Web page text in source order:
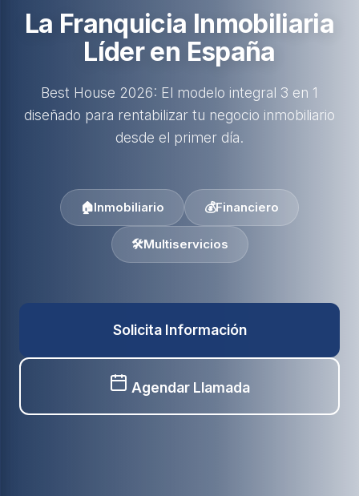
La Franquicia Inmobiliaria
Líder en España
Best House 2026: El modelo integral 3 en 1
diseñado para rentabilizar tu negocio inmobiliario
desde el primer día.
🏠Inmobiliario 💰Financiero
🛠️Multiservicios
Solicita Información
Agendar Llamada